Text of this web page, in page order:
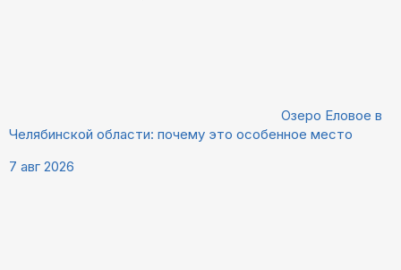
Озеро Еловое в
Челябинской области: почему это особенное место
7 авг 2026